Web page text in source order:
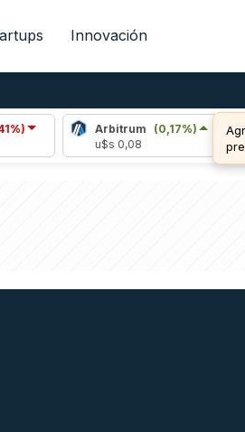
Innovación
Arbitrum (0,17%)